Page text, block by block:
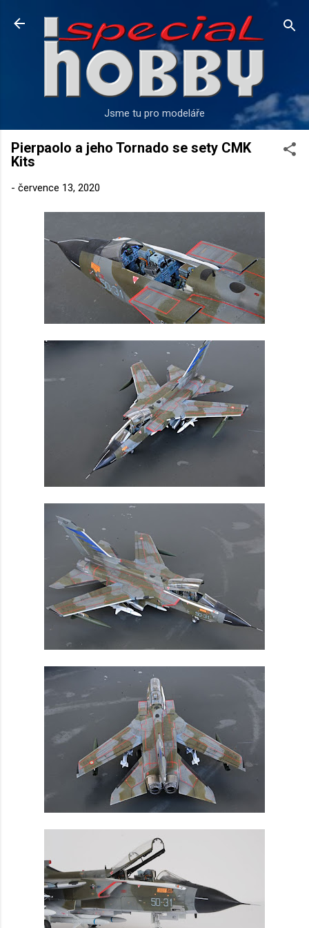
Přeskočit na hlavní obsah
Jsme tu pro modeláře
Pierpaolo a jeho Tornado se sety CMK
Kits
- července 13, 2020